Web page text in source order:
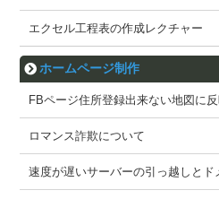
エクセル工程表の作成レクチャー
ホームページ制作
FBページ住所登録出来ない地図に
ロマンス詐欺について
速度が遅いサーバーの引っ越しとド